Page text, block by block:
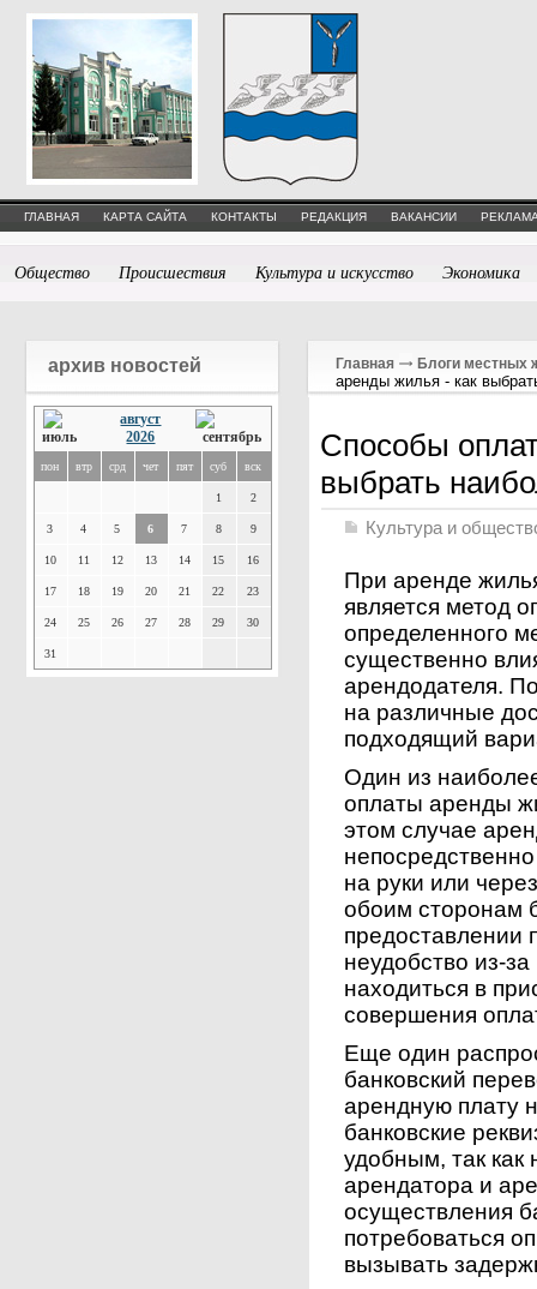
ГЛАВНАЯ КАРТА САЙТА КОНТАКТЫ РЕДАКЦИЯ ВАКАНСИИ
Общество Происшествия Культура и искусство Экономика
архив новостей
август
2026
пон втр срд чет пят суб вск
1 2
3 4 5 6 7 8 9
10 11 12 13 14 15 16
17 18 19 20 21 22 23
24 25 26 27 28 29 30
31
Главная Блоги местных
аренды жилья - как
Способы
выбрать
Культура и
При аренде
является метод
определенного
существенно
арендодателя.
на различные
подходящий
Один из
оплаты аренды
этом случае
на руки или
обоим сторонам
предоставлении
неудобство из-
находиться в
совершения
Еще один
банковский
арендную плату
банковские
удобным, так как
арендатора и
осуществления
потребоваться
вызывать